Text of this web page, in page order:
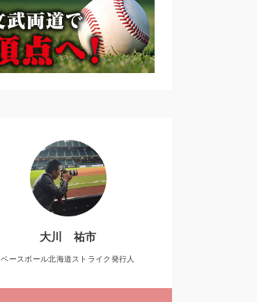
大川 祐市
ベースボール北海道ストライク発行人